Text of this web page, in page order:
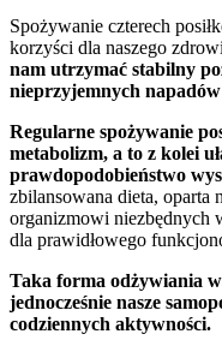
Spożywanie czterech
korzyści dla naszego
nam utrzymać stabilny
nieprzyjemnych
Regularne spożywanie
metabolizm, a to z kolei
prawdopodobieństwo
zbilansowana dieta, oparta
organizmowi niezbędnych
dla prawidłowego
Taka forma odżywiania
jednocześnie nasze
codziennych aktywności.